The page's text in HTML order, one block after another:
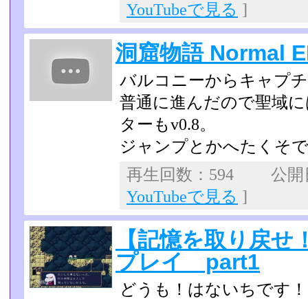
YouTubeで見る ]
洞窟物語 Normal
バルコニーからキャプ
普通に進んだので聖域
ターもv0.8。
ジャンプとかへたくそ
再生回数：594 公
YouTubeで見る ]
【記憶を取り戻
プレイ part1
どうも！はないちです